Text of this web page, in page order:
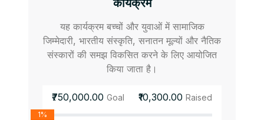
यह कार्यक्रम बच्चों और युवाओं में सामाजिक
जिम्मेदारी, भारतीय संस्कृति, सनातन मूल्यों और नैतिक
संस्कारों की समझ विकसित करने के लिए आयोजित
किया जाता है।
₹750,000.00 Goal ₹10,300.00 Raised
1%